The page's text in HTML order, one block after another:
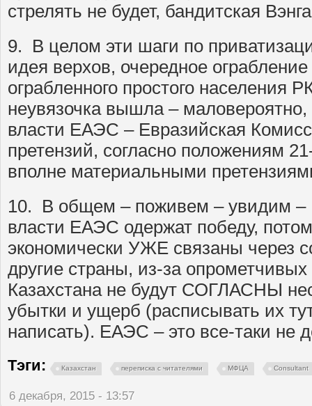
стрелять не будет, бандитская
9. В целом эти шаги по
идея верхов, очередное
ограбленного простого населения
неувязочка вышла –
власти ЕАЭС – Евразийская
претензий, согласно положениям
вполне материальными
10. В общем – поживем – увидим –
власти ЕАЭС одержат победу,
экономически УЖЕ связаны через
другие страны, из-за
Казахстана не будут СОГЛАСНЫ
убытки и ущерб (расписывать их
написать). ЕАЭС – это все-таки не
Тэги: Казахстан переписка с читателями МФЦА Consultant
6 декабря, 2015 - 13:57